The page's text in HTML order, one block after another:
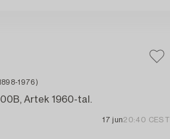
1976)
Artek 1960-tal.
17 jun20:40 CEST